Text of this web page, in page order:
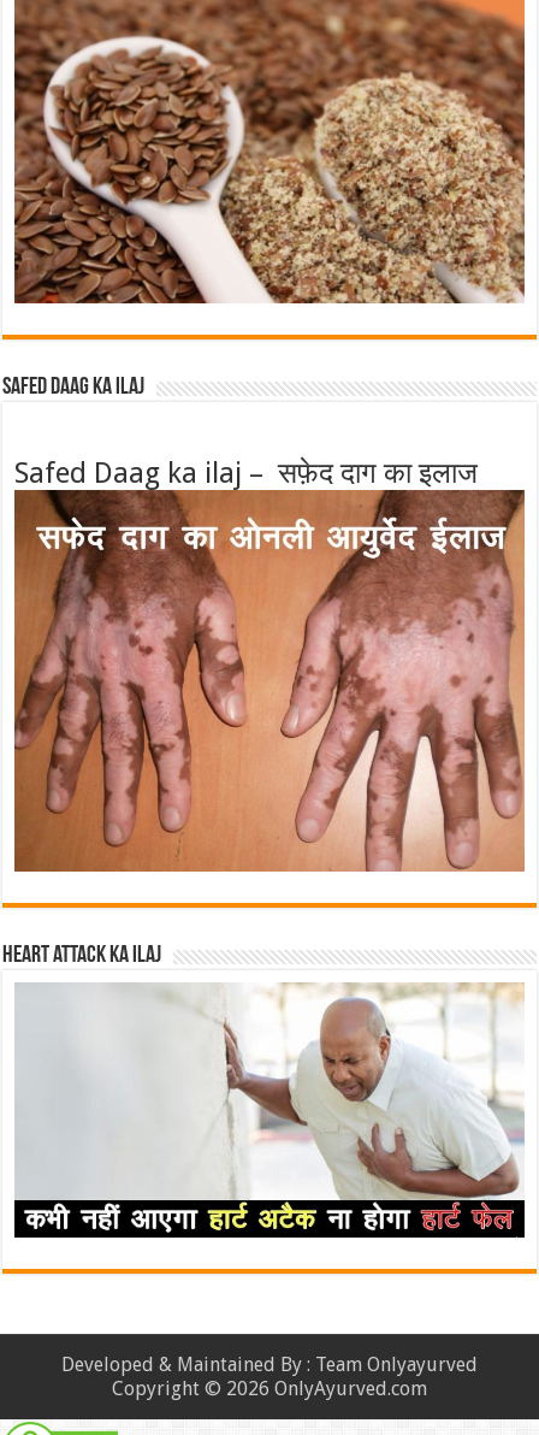
Safed Daag ka ilaj
Safed Daag ka ilaj – सफ़ेद दाग का इलाज
Heart attack ka ilaj
Developed & Maintained By : Team Onlyayurved
Copyright © 2026 OnlyAyurved.com